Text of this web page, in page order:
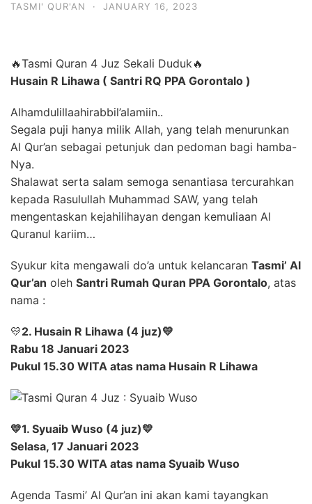
TASMI' QUR'AN · JANUARY 16, 2023
🔥Tasmi Quran 4 Juz Sekali Duduk 🔥
Husain R Lihawa ( Santri RQ PPA Gorontalo )
Alhamdulillaahirabbil’alamiin..
Segala puji hanya milik Allah, yang telah menurunkan
Al Qur’an sebagai petunjuk dan pedoman bagi hamba-
Nya.
Shalawat serta salam semoga senantiasa tercurahkan
kepada Rasulullah Muhammad SAW, yang telah
mengentaskan kejahilihayan dengan kemuliaan Al
Quranul kariim…
Syukur kita mengawali do’a untuk kelancaran Tasmi’ Al
Qur’an oleh Santri Rumah Quran PPA Gorontalo, atas
nama :
💛2. Husain R Lihawa (4 juz)💛
Rabu 18 Januari 2023
Pukul 15.30 WITA atas nama Husain R Lihawa
💛1. Syuaib Wuso (4 juz)💛
Selasa, 17 Januari 2023
Pukul 15.30 WITA atas nama Syuaib Wuso
Agenda Tasmi’ Al Qur’an ini akan kami tayangkan